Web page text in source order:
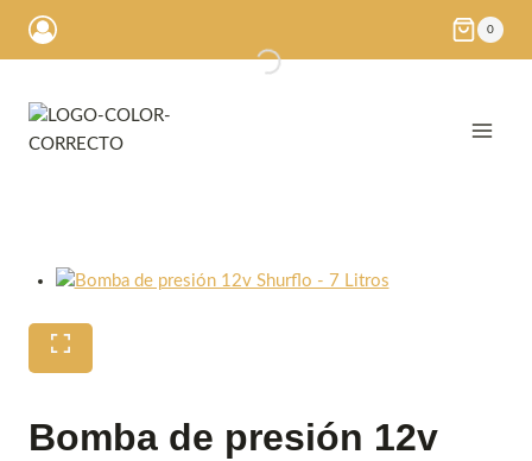
Saltar
0
Bomba de presión 12v